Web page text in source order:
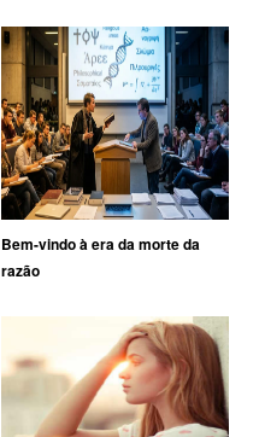
Bem-vindo à era da morte da
razão